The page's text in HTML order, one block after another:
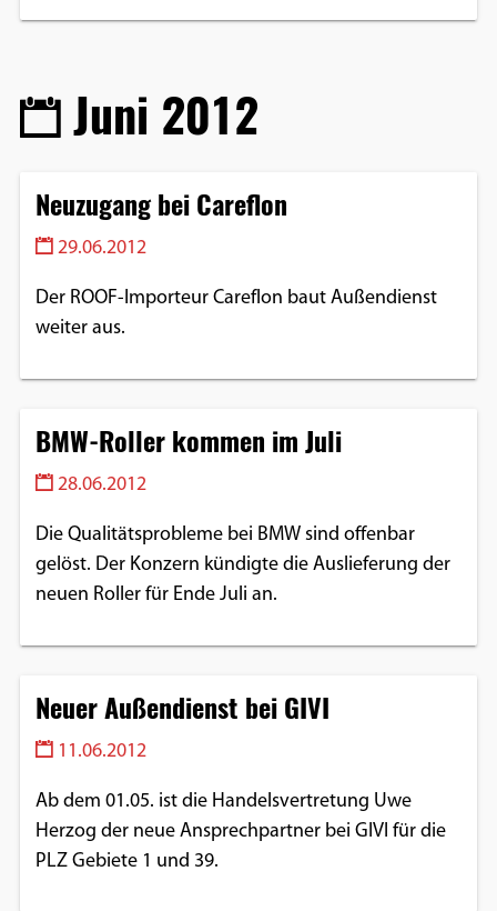
Juni 2012
Neuzugang bei Careflon
29.06.2012
Der ROOF-Importeur Careflon baut Außendienst
weiter aus.
BMW-Roller kommen im Juli
28.06.2012
Die Qualitätsprobleme bei BMW sind offenbar
gelöst. Der Konzern kündigte die Auslieferung der
neuen Roller für Ende Juli an.
Neuer Außendienst bei GIVI
11.06.2012
Ab dem 01.05. ist die Handelsvertretung Uwe
Herzog der neue Ansprechpartner bei GIVI für die
PLZ Gebiete 1 und 39.